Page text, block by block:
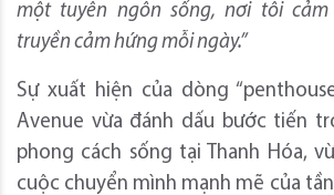
một tuyên ngôn sống, nơi tôi
truyền cảm hứng mỗi ngày.”
Sự xuất hiện của dòng
Avenue vừa đánh dấu bước tiến
phong cách sống tại Thanh Hóa,
cuộc chuyển mình mạnh mẽ của